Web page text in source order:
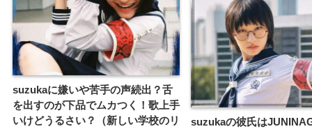
suzukaに嫌いや苦手の声続出？舌
を出すのが下品でムカつく！歌上手
いけどうるさい？（新しい学校のリ
suzukaの彼氏は